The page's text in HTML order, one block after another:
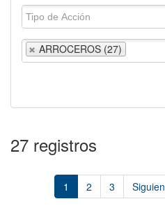
ARROCEROS (27)
27 registros
1 2 3